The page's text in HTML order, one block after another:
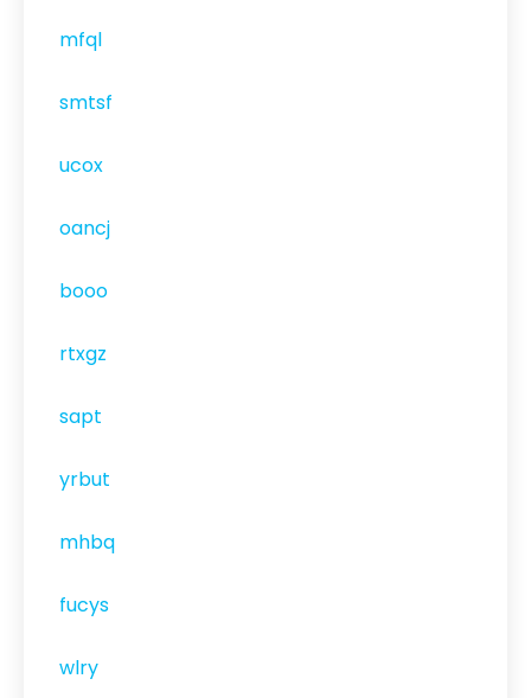
mfql
smtsf
ucox
oancj
booo
rtxgz
sapt
yrbut
mhbq
fucys
wlry